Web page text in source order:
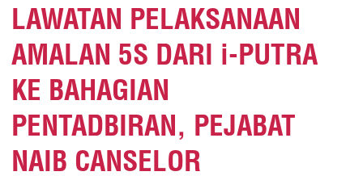
LAWATAN PELAKSANAAN
AMALAN 5S DARI i-PUTRA
KE BAHAGIAN
PENTADBIRAN, PEJABAT
NAIB CANSELOR